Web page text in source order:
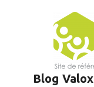
Blog